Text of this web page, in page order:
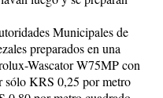
Municipales de
preparados en una
Wascator W75MP con
sólo KRS 0,25 por metro